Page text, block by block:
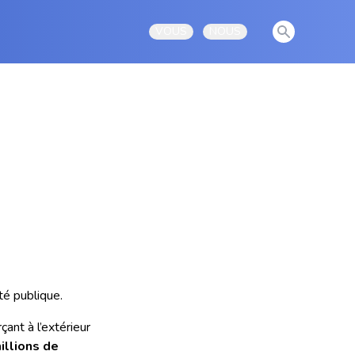
Open user menuOpen user menu
View
publique.
à l’extérieur
de